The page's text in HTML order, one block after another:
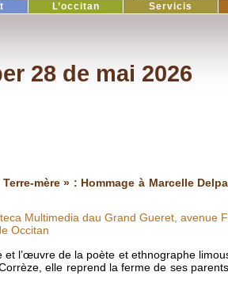
L’occitan Servicis
28 de mai 2026
mère » : Hommage à Marcelle
Multimedia dau Grand Gueret, avenue
Occitan
l’œuvre de la poète et ethnographe
elle reprend la ferme de ses